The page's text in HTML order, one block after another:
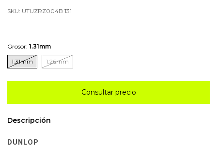
SKU: UTUZRZ004B 131
Grosor: 1.31mm
1.31mm 1.26mm
Descripción
DUNLOP